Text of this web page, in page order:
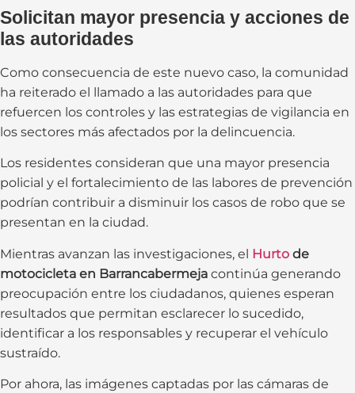
Solicitan mayor presencia y acciones de
las autoridades
Como consecuencia de este nuevo caso, la comunidad
ha reiterado el llamado a las autoridades para que
refuercen los controles y las estrategias de vigilancia en
los sectores más afectados por la delincuencia.
Los residentes consideran que una mayor presencia
policial y el fortalecimiento de las labores de prevención
podrían contribuir a disminuir los casos de robo que se
presentan en la ciudad.
Mientras avanzan las investigaciones, el Hurto de
motocicleta en Barrancabermeja continúa generando
preocupación entre los ciudadanos, quienes esperan
resultados que permitan esclarecer lo sucedido,
identificar a los responsables y recuperar el vehículo
sustraído.
Por ahora, las imágenes captadas por las cámaras de